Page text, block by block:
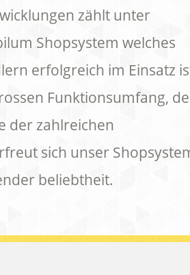
zählt unter
Shopsystem welches
erfolgreich im Einsatz
Funktionsumfang,
der zahlreichen
sich unser
beliebtheit.